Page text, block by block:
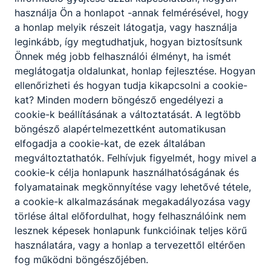
a nevelőtestület segíti. Jogosultak küldöttel
képviseltetni magukat a diákönkormányzatban. A
diákönkormányzat munkáját e feladatra
kijelölt, felsőfokú végzettségű és pedagógus
szakképzettségű személy segíti, akit a
diákönkormányzat javaslatára a tagintézmény
vezető bíz meg. A diákönkormányzat munkáját
segítő pedagógus az igazgatóhelyettessel tartja a
kapcsolatot a szervezeti ágrajz szerint.
Szülői közösség
Az iskolában a szülők jogaik érvényesítése,
kötelességeik teljesítése érdekében, az intézmény
működését, munkáját érintő kérdésekben
véleményezési, javaslattevő joggal rendelkező
szülői
szervezet működik. Az osztályszintű szülői
közösséggel az osztályfőnökök tartják a
kapcsolatot, az iskolai szintű szülői szervezettel
használja Ön a honlapot -annak felmérésével, hogy
a honlap melyik részeit látogatja, vagy használja
leginkább, így megtudhatjuk, hogyan biztosítsunk
Önnek még jobb felhasználói élményt, ha ismét
meglátogatja oldalunkat, honlap fejlesztése. Hogyan
ellenőrizheti és hogyan tudja kikapcsolni a cookie-
kat? Minden modern böngésző engedélyezi a
cookie-k beállításának a változtatását. A legtöbb
böngésző alapértelmezettként automatikusan
elfogadja a cookie-kat, de ezek általában
megváltoztathatók. Felhívjuk figyelmét, hogy mivel a
cookie-k célja honlapunk használhatóságának és
folyamatainak megkönnyítése vagy lehetővé tétele,
a cookie-k alkalmazásának megakadályozása vagy
törlése által előfordulhat, hogy felhasználóink nem
lesznek képesek honlapunk funkcióinak teljes körű
használatára, vagy a honlap a tervezettől eltérően
fog működni böngészőjében.